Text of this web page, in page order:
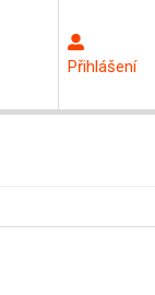
Přihlášení